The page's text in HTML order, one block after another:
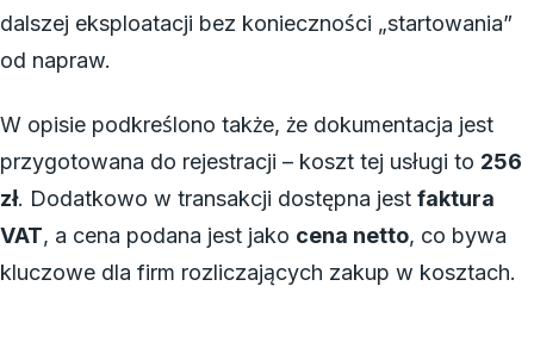
dalszej eksploatacji bez konieczności „startowania”
od napraw.
W opisie podkreślono także, że dokumentacja jest
przygotowana do rejestracji – koszt tej usługi to 256
zł. Dodatkowo w transakcji dostępna jest faktura
VAT, a cena podana jest jako cena netto, co bywa
kluczowe dla firm rozliczających zakup w kosztach.